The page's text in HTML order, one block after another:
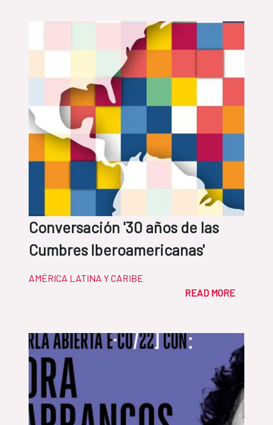
Conversación '30 años de las
Cumbres Iberoamericanas'
AMÉRICA LATINA Y CARIBE
READ MORE